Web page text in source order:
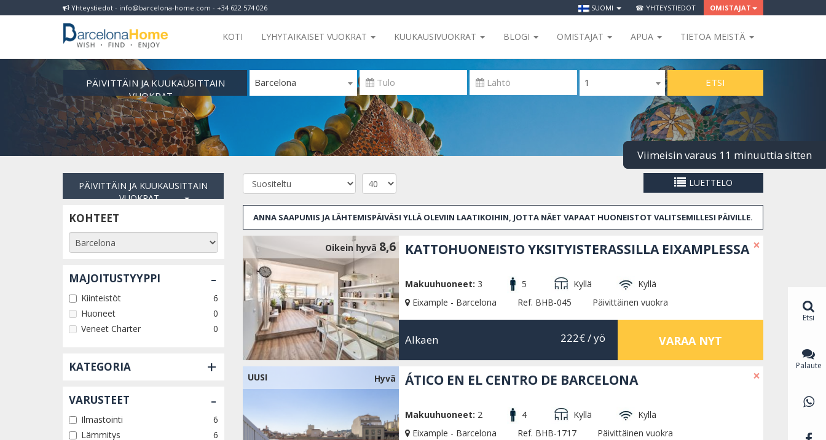
Yhteystiedot - info@barcelona-home.com - +34 622 574 026 SUOMI ☎ YHTEYSTIEDOT OMISTAJAT
KOTI LYHYTAIKAISET VUOKRAT KUUKAUSIVUOKRAT BLOGI OMISTAJAT APUA TIETOA MEISTÄ
PÄIVITTÄIN JA KUUKAUSITTAIN
VUOKRAT
Barcelona 1 ETSI
PÄIVITTÄIN JA KUUKAUSITTAIN
VUOKRAT
KOHTEET
MAJOITUSTYYPPI -
Kiinteistöt
6
Huoneet
0
Veneet Charter
0
KATEGORIA +
VARUSTEET -
Ilmastointi
6
Lämmitys
6
LUETTELO
ANNA SAAPUMIS JA LÄHTEMISPÄIVÄSI YLLÄ OLEVIIN LAATIKOIHIN, JOTTA NÄET VAPAAT HUONEISTOT VALITSEMILLESI PÄIVILLE.
Oikein hyvä 8,6 ×
KATTOHUONEISTO YKSITYISTERASSILLA EIXAMPLESSA
Makuuhuoneet: 3 5 Kyllä
Kyllä
Eixample - Barcelona
Ref. BHB-045 Päivittäinen vuokra
Alkaen 222€/ yö VARAA NYT
UUSI Hyvä ×
ÁTICO EN EL CENTRO DE BARCELONA
Makuuhuoneet: 2 4 Kyllä
Kyllä
Eixample - Barcelona
Ref. BHB-1717 Päivittäinen vuokra
Viimeisin varaus 11 minuuttia sitten
Etsi
Palaute